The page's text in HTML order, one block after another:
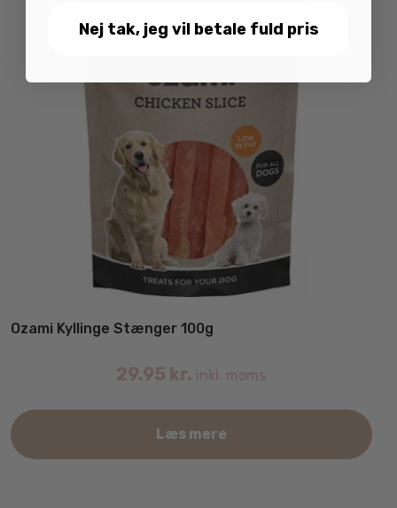
Ozami Kyllinge Stænger 100g
29.95 kr. inkl. moms
Læs mere
Nej tak, jeg vil betale fuld pris